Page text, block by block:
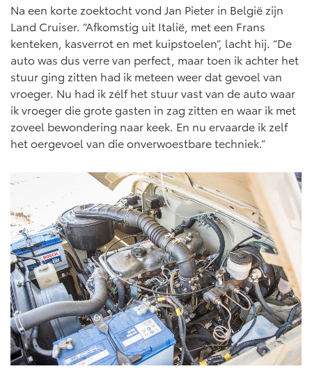
Vanaf € 89.986,-
Na een korte zoektocht vond Jan Pieter in België zijn
Land Cruiser. “Afkomstig uit Italië, met een Frans
kenteken, kasverrot en met kuipstoelen”, lacht hij. “De
auto was dus verre van perfect, maar toen ik achter het
stuur ging zitten had ik meteen weer dat gevoel van
vroeger. Nu had ik zélf het stuur vast van de auto waar
ik vroeger die grote gasten in zag zitten en waar ik met
zoveel bewondering naar keek. En nu ervaarde ik zelf
het oergevoel van die onverwoestbare techniek.”